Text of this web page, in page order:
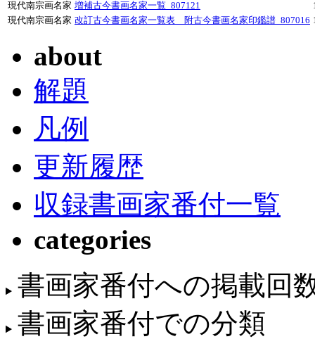
現代南宗画名家 増補古今書画名家一覧_807121
現代南宗画名家 改訂古今書画名家一覧表 附古今書画名家印鑑譜_807016
about
解題
凡例
更新履歴
収録書画家番付一覧
categories
書画家番付への掲載回
書画家番付での分類